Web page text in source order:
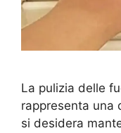
La pulizia delle
rappresenta una
si desidera